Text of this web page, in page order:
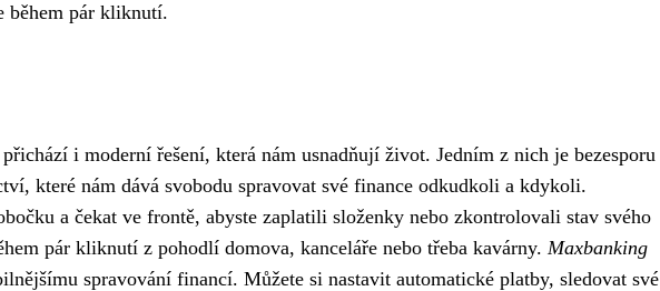
během pár kliknutí.
i moderní řešení, která nám usnadňují život. Jedním z nich je bezesporu
které nám dává svobodu spravovat své finance odkudkoli a kdykoli.
a čekat ve frontě, abyste zaplatili složenky nebo zkontrolovali stav svého
pár kliknutí z pohodlí domova, kanceláře nebo třeba kavárny. Maxbanking
spravování financí. Můžete si nastavit automatické platby, sledovat své